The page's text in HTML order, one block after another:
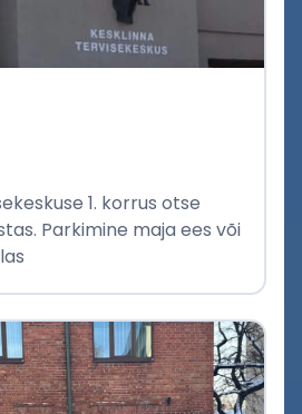
1. korrus otse
Parkimine maja ees või